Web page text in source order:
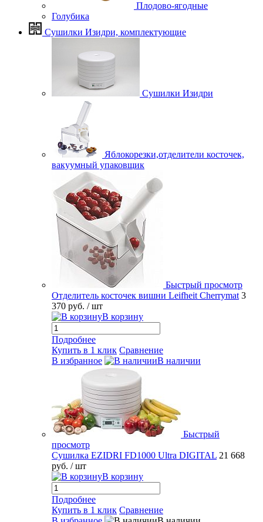
Плодово-ягодные
Голубика
Сушилки Изидри, комплектующие
Сушилки Изидри
Яблокорезки,отделители косточек,
вакуумный упаковщик
Быстрый просмотр
Отделитель косточек вишни Leifheit Cherrymat 3
370 руб. / шт
В корзину
Подробнее
Купить в 1 клик Сравнение
В избранное
В наличии
Быстрый
просмотр
Сушилка EZIDRI FD1000 Ultra DIGITAL 21 668
руб. / шт
В корзину
Подробнее
Купить в 1 клик Сравнение